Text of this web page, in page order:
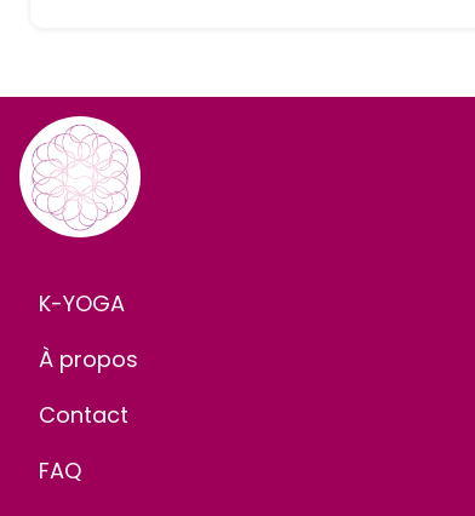
K-YOGA
À propos
Contact
FAQ